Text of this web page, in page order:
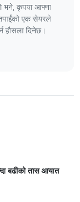
भने, कृपया आफ्ना
एक सेयरले
हौसला दिनेछ।
बढीको तास आयात